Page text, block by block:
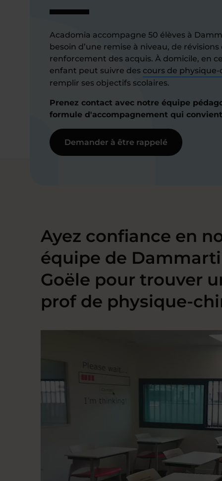
Acadomia accompagne 50 élèves à
besoin d’une remise à niveau, de révisions
renforcement des acquis. À domicile, en
enfant peut suivre des cours de
remplir ses objectifs scolaires.
Prenez contact avec notre équipe
formule d'accompagnement qui
Demander à être rappelé
Ayez confiance en
équipe de
Goële pour trouver
prof de physique-